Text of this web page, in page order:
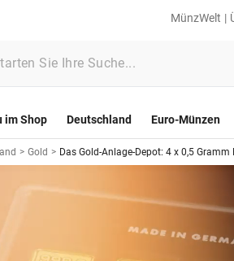
MünzWelt
im Shop Deutschland Euro-Münzen
> Gold > Das Gold-Anlage-Depot: 4 x 0,5